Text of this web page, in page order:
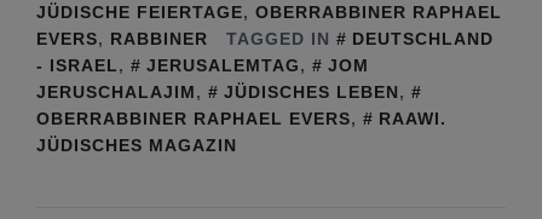
JÜDISCHE FEIERTAGE, OBERRABBINER RAPHAEL
EVERS, RABBINER TAGGED IN
DEUTSCHLAND
- ISRAEL, JERUSALEMTAG,
JOM
JERUSCHALAJIM, JÜDISCHES LEBEN,
OBERRABBINER RAPHAEL EVERS,
RAAWI.
JÜDISCHES MAGAZIN